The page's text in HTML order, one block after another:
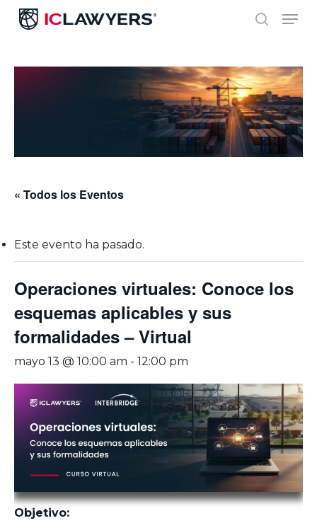
Skip
« Todos los Eventos
Este evento ha pasado.
Operaciones virtuales: Conoce los
esquemas aplicables y sus
formalidades – Virtual
mayo 13 @ 10:00 am - 12:00 pm
Objetivo: